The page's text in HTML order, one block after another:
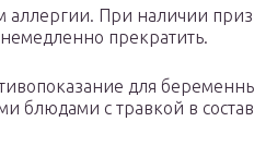
аллергии. При наличии
прекратить.
для
блюдами с травкой в